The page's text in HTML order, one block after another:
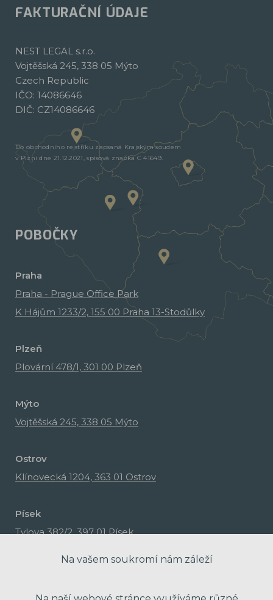
FAKTURAČNÍ ÚDAJE
NEST LEGAL s.r.o.
Vojtěšská 245, 338 05 Mýto
Czech Republic
IČO: 14086646
DIČ: CZ14086646
Do obchodního rejstříku zapsaná Krajským soudem
v Plzni dne 21.12.2021, spisová značka C 41649.
POBOČKY
Praha
Praha - Prague Office Park
K Hájům 1233/2, 155 00 Praha 13-Stodůlky
Plzeň
Plovární 478/1, 301 00 Plzeň
Mýto
Vojtěšská 245, 338 05 Mýto
Ostrov
Klínovecká 1204, 363 01 Ostrov
Písek
Tylova 382/2, 397 01 Písek
Na vašem soukromí nám záleží